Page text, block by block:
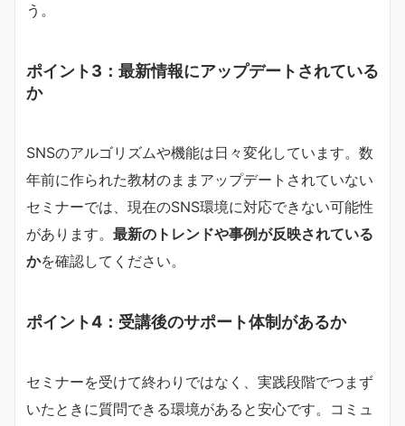
う。
ポイント3：最新情報にアップデートされている
か
SNSのアルゴリズムや機能は日々変化しています。数
年前に作られた教材のままアップデートされていない
セミナーでは、現在のSNS環境に対応できない可能性
があります。 最新のトレンドや事例が反映されている
かを確認してください。
ポイント4：受講後のサポート体制があるか
セミナーを受けて終わりではなく、実践段階でつまず
いたときに質問できる環境があると安心です。コミュ